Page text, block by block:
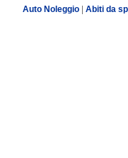
Auto Noleggio| Abiti da